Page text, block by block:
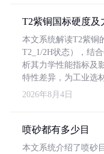
T2紫铜国标硬度及
本文系统解读T2紫铜
T2_1/2H状态），结
析其力学性能指标及
特性差异，为工业选
2026年8月4日
喷砂都有多少目
本文系统介绍了喷砂